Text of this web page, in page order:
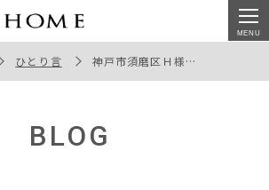
のご契約
ひとり言 神戸市須磨区Ｈ様邸のご契約
BLOG